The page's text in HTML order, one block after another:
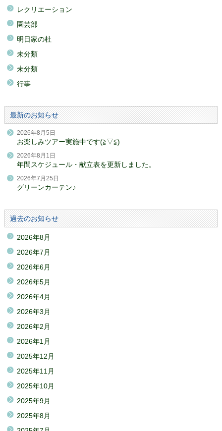
レクリエーション
園芸部
明日家の杜
未分類
未分類
行事
最新のお知らせ
2026年8月5日
お楽しみツアー実施中です(≧▽≦)
2026年8月1日
年間スケジュール・献立表を更新しました。
2026年7月25日
グリーンカーテン♪
過去のお知らせ
2026年8月
2026年7月
2026年6月
2026年5月
2026年4月
2026年3月
2026年2月
2026年1月
2025年12月
2025年11月
2025年10月
2025年9月
2025年8月